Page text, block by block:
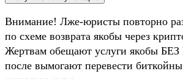
Внимание! Лже-юристы повторно
по схеме возврата якобы через
Жертвам обещают услуги якобы
после вымогают перевести